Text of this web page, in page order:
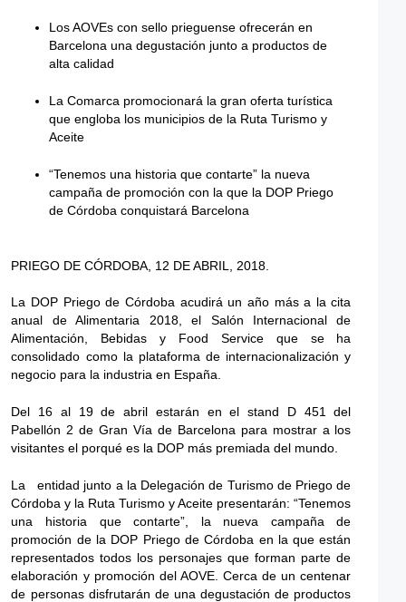
Los AOVEs con sello prieguense ofrecerán en
Barcelona una degustación junto a productos de
alta calidad
La Comarca promocionará la gran oferta turística
que engloba los municipios de la Ruta Turismo y
Aceite
“Tenemos una historia que contarte” la nueva
campaña de promoción con la que la DOP Priego
de Córdoba conquistará Barcelona
PRIEGO DE CÓRDOBA, 12 DE ABRIL, 2018.
La DOP Priego de Córdoba acudirá un año más a la cita
anual de Alimentaria 2018, el Salón Internacional de
Alimentación, Bebidas y Food Service que se ha
consolidado como la plataforma de internacionalización y
negocio para la industria en España.
Del 16 al 19 de abril estarán en el stand D 451 del
Pabellón 2 de Gran Vía de Barcelona para mostrar a los
visitantes el porqué es la DOP más premiada del mundo.
La entidad junto a la Delegación de Turismo de Priego de
Córdoba y la Ruta Turismo y Aceite presentarán: “Tenemos
una historia que contarte”, la nueva campaña de
promoción de la DOP Priego de Córdoba en la que están
representados todos los personajes que forman parte de
elaboración y promoción del AOVE. Cerca de un centenar
de personas disfrutarán de una degustación de productos